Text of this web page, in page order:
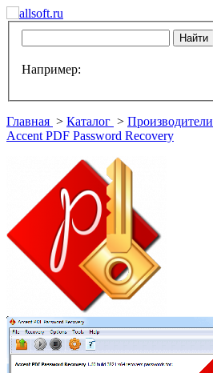
Например:
Главная > Каталог > Производители
Accent PDF Password Recovery